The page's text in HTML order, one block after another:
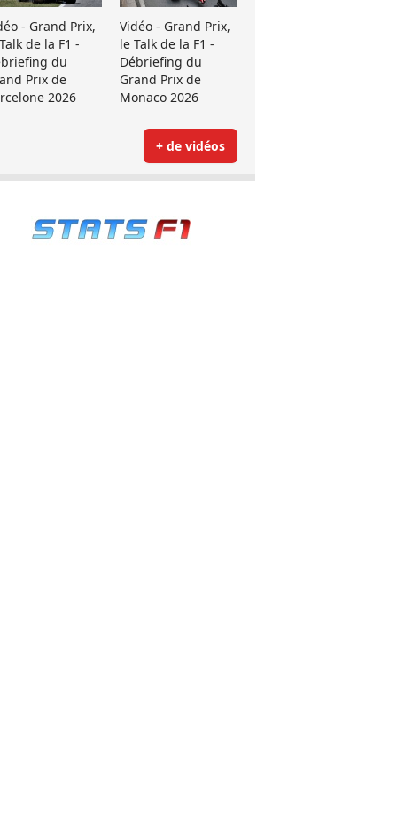
- Grand Prix,
de la F1 -
du
Prix de
2026
Vidéo - Grand Prix,
le Talk de la F1 -
Débriefing du
Grand Prix de
Monaco 2026
+ de vidéos